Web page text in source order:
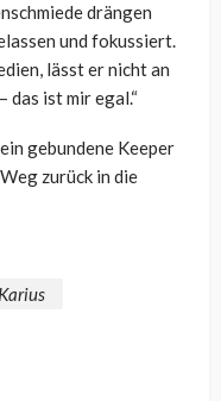
drängen
und fokussiert.
lässt er nicht an
das ist mir egal.“
gebundene Keeper
zurück in die